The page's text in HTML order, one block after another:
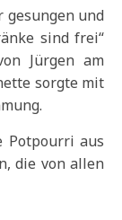
und
sind frei“
Jürgen am
sorgte mit
Potpourri aus
die von allen